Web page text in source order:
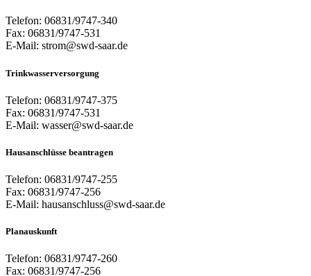
Telefon: 06831/9747-340
Fax: 06831/9747-531
E-Mail: strom@swd-saar.de
Trinkwasserversorgung
Telefon: 06831/9747-375
Fax: 06831/9747-531
E-Mail: wasser@swd-saar.de
Hausanschlüsse beantragen
Telefon: 06831/9747-255
Fax: 06831/9747-256
E-Mail: hausanschluss@swd-saar.de
Planauskunft
Telefon: 06831/9747-260
Fax: 06831/9747-256